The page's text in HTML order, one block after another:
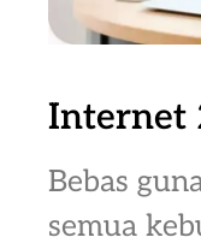
Internet
Bebas
semua